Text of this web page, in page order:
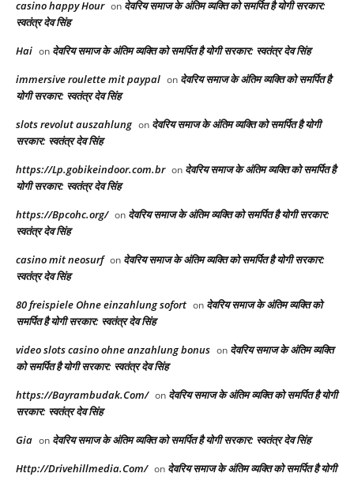
casino happy Hour on देवरिय समाज के अंतिम व्यक्ति को समर्पित है योगी सरकार:
स्वतंत्र देव सिंह
Hai on देवरिय समाज के अंतिम व्यक्ति को समर्पित है योगी सरकार: स्वतंत्र देव सिंह
immersive roulette mit paypal on देवरिय समाज के अंतिम व्यक्ति को समर्पित है
योगी सरकार: स्वतंत्र देव सिंह
slots revolut auszahlung on देवरिय समाज के अंतिम व्यक्ति को समर्पित है योगी
सरकार: स्वतंत्र देव सिंह
https://Lp.gobikeindoor.com.br on देवरिय समाज के अंतिम व्यक्ति को समर्पित है
योगी सरकार: स्वतंत्र देव सिंह
https://Bpcohc.org/ on देवरिय समाज के अंतिम व्यक्ति को समर्पित है योगी सरकार:
स्वतंत्र देव सिंह
casino mit neosurf on देवरिय समाज के अंतिम व्यक्ति को समर्पित है योगी सरकार:
स्वतंत्र देव सिंह
80 freispiele Ohne einzahlung sofort on देवरिय समाज के अंतिम व्यक्ति को
समर्पित है योगी सरकार: स्वतंत्र देव सिंह
video slots casino ohne anzahlung bonus on देवरिय समाज के अंतिम व्यक्ति
को समर्पित है योगी सरकार: स्वतंत्र देव सिंह
https://Bayrambudak.Com/ on देवरिय समाज के अंतिम व्यक्ति को समर्पित है योगी
सरकार: स्वतंत्र देव सिंह
Gia on देवरिय समाज के अंतिम व्यक्ति को समर्पित है योगी सरकार: स्वतंत्र देव सिंह
Http://Drivehillmedia.Com/ on देवरिय समाज के अंतिम व्यक्ति को समर्पित है योगी